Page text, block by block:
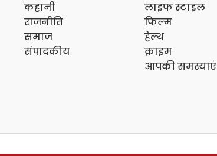
कहानी
राजनीति
समाज
संपादकीय
लाइफ स्टाइल
फिल्म
हेल्थ
क्राइम
आपकी समस्याएं